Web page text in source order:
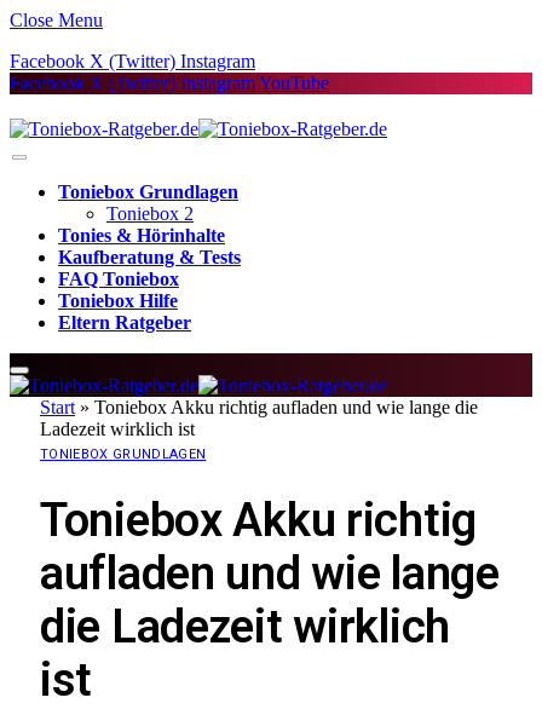
Close Menu
Facebook X (Twitter) Instagram
Facebook X (Twitter) InstagramYouTube
Toniebox Grundlagen
Toniebox 2
Tonies & Hörinhalte
Kaufberatung & Tests
FAQ Toniebox
Toniebox Hilfe
Eltern Ratgeber
Start » Toniebox Akku richtig aufladen und wie lange die
Ladezeit wirklich ist
TONIEBOX GRUNDLAGEN
Toniebox Akku richtig
aufladen und wie lange
die Ladezeit wirklich
ist